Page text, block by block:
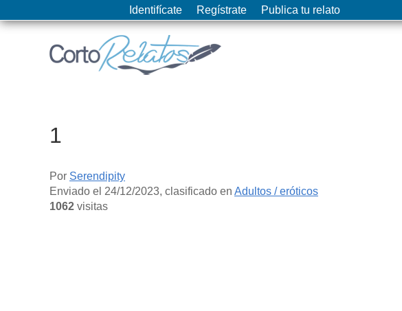
Identifícate Regístrate Publica tu relato
1
Por Serendipity
Enviado el 24/12/2023, clasificado en Adultos / eróticos
1062 visitas